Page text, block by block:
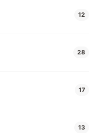
12
28
17
13